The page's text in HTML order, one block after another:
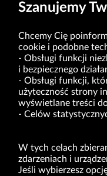
VRG S.A. |
Sąd Rejonowy
Wydział XI Gospodarczy
Kapitał zakładowy w
Szanujemy
Chcemy Cię
cookie i podobne
Obsługi funkcji
i bezpiecznego
Obsługi funkcji,
użyteczność strony
wyświetlane treści
Celów
W tych celach
zdarzeniach i
Jeśli wybierzesz